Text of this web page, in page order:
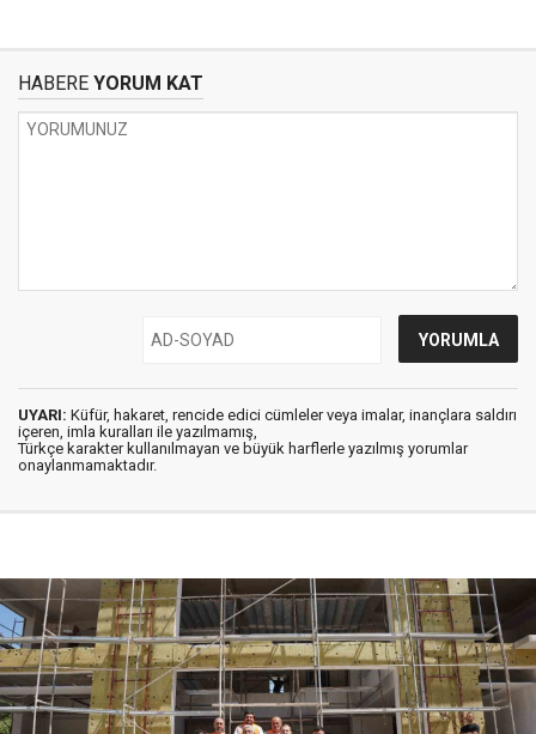
HABERE YORUM KAT
UYARI: Küfür, hakaret, rencide edici cümleler veya imalar, inançlara saldırı
içeren, imla kuralları ile yazılmamış,
Türkçe karakter kullanılmayan ve büyük harflerle yazılmış yorumlar
onaylanmamaktadır.